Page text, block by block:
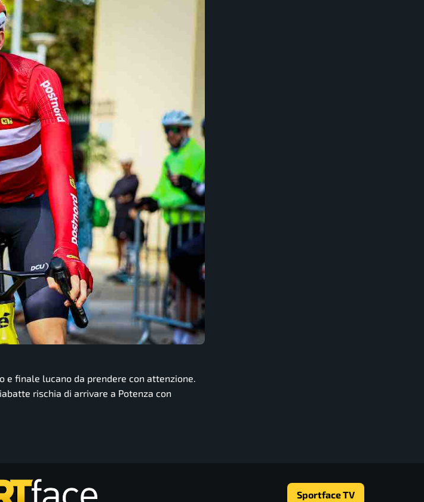
e finale lucano da prendere con attenzione.
rischia di arrivare a Potenza con
Sportface TV